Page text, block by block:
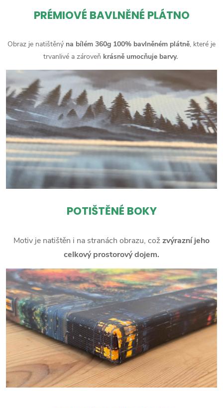
PRÉMIOVÉ BAVLNĚNÉ PLÁTNO
Obraz je natištěný na bílém 360g 100% bavlněném plátně, které je
trvanlivé a zároveň krásně umocňuje barvy.
POTIŠTĚNÉ BOKY
Motiv je natištěn i na stranách obrazu, cožzvýrazní jeho
celkový prostorový dojem.